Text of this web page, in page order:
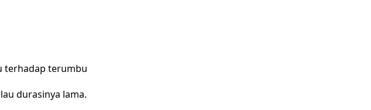
terhadap terumbu
durasinya lama.